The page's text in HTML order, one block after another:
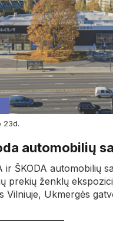
23d.
automobilių
ir ŠKODA automobilių
prekių ženklų
Vilniuje, Ukmergės